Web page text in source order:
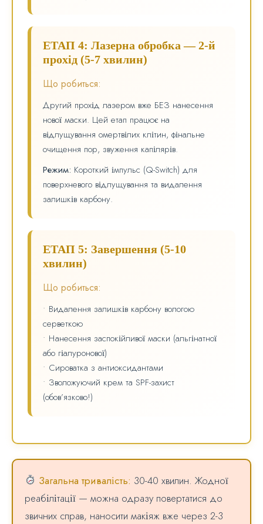
ЕТАП 4: Лазерна обробка — 2-й
прохід (5-7 хвилин)
Що робиться:
Другий прохід лазером вже БЕЗ нанесення
нової маски. Цей етап працює на
відлущування омертвілих клітин, фінальне
очищення пор, звуження капілярів.
Режим: Короткий імпульс (Q-Switch) для
поверхневого відлущування та видалення
залишків карбону.
ЕТАП 5: Завершення (5-10
хвилин)
Що робиться:
• Видалення залишків карбону вологою
серветкою
• Нанесення заспокійливої маски (альгінатної
або гіалуронової)
• Сироватка з антиоксидантами
• Зволожуючий крем та SPF-захист
(обов’язково!)
Загальна тривалість: 30-40 хвилин. Жодної
реабілітації — можна одразу повертатися до
звичних справ, наносити макіяж вже через 2-3